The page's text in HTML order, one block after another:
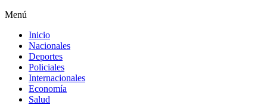
Menú
Inicio
Nacionales
Deportes
Policiales
Internacionales
Economía
Salud